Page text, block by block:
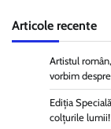
Articole recente
Artistul
vorbim
Ediția
colțurile lumii!